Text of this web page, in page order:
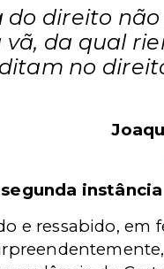
do direito
da qual
no
instância
e ressabido, em